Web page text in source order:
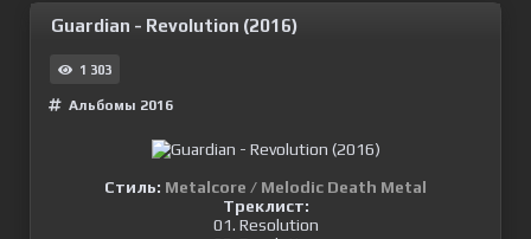
Guardian - Revolution (2016)
1 303
Альбомы 2016
Стиль: Metalcore / Melodic Death Metal
Треклист:
01. Resolution